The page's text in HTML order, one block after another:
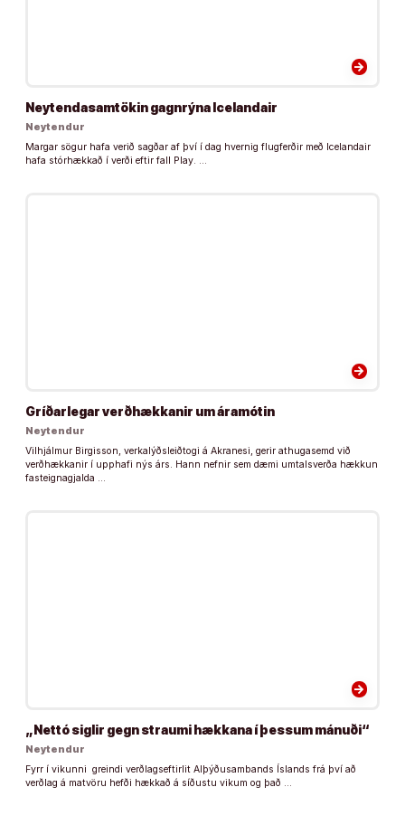
arrow_forward
Neytendasamtökin gagnrýna Icelandair
Neytendur
Margar sögur hafa verið sagðar af því í dag hvernig flugferðir með Icelandair
hafa stórhækkað í verði eftir fall Play. …
arrow_forward
Gríðarlegar verðhækkanir um áramótin
Neytendur
Vilhjálmur Birgisson, verkalýðsleiðtogi á Akranesi, gerir athugasemd við
verðhækkanir í upphafi nýs árs. Hann nefnir sem dæmi umtalsverða hækkun
fasteignagjalda …
arrow_forward
„Nettó siglir gegn straumi hækkana í þessum mánuði“
Neytendur
Fyrr í vikunni greindi verðlagseftirlit Alþýðusambands Íslands frá því að
verðlag á matvöru hefði hækkað á síðustu vikum og það …